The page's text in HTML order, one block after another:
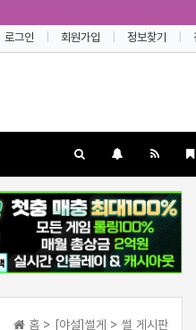
로그인 회원가입 정보찾기
홈 > [야설]썰게 > 썰 게시판